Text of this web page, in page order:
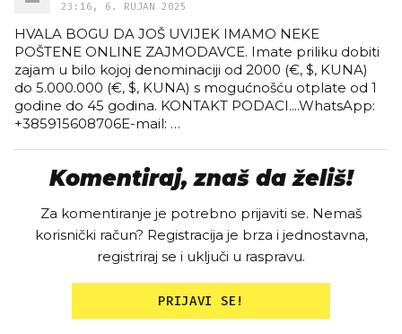
23:16, 6. RUJAN 2025
HVALA BOGU DA JOŠ UVIJEK IMAMO NEKE
POŠTENE ONLINE ZAJMODAVCE. Imate priliku dobiti
zajam u bilo kojoj denominaciji od 2000 (€, $, KUNA)
do 5.000.000 (€, $, KUNA) s mogućnošću otplate od 1
godine do 45 godina. KONTAKT PODACI....WhatsApp:
+385915608706E-mail: …
Komentiraj, znaš da želiš!
Za komentiranje je potrebno prijaviti se. Nemaš
korisnički račun? Registracija je brza i jednostavna,
registriraj se i uključi u raspravu.
PRIJAVI SE!